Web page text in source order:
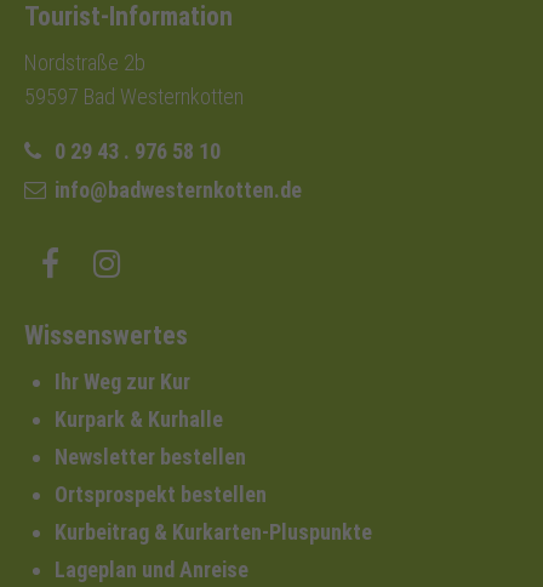
Tourist-Information
Nordstraße 2b
59597 Bad Westernkotten
0 29 43 . 976 58 10
info@badwesternkotten.de
Wissenswertes
Ihr Weg zur Kur
Kurpark & Kurhalle
Newsletter bestellen
Ortsprospekt bestellen
Kurbeitrag & Kurkarten-Pluspunkte
Lageplan und Anreise